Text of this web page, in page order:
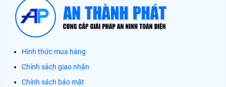
Hình thức mua hàng
Chính sách giao nhận
Chính sách bảo mật